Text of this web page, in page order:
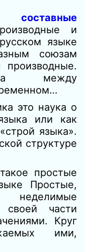
и
языке
союзам
производные.
между
это наука о
или как
языка».
структуре
простые
Простые,
неделимые
части
Круг
ими,